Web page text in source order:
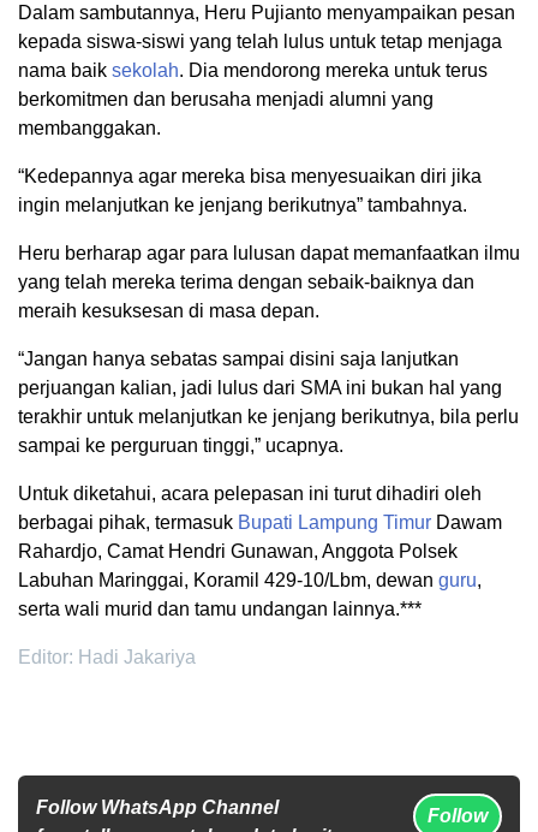
Dalam sambutannya, Heru Pujianto menyampaikan pesan
kepada siswa-siswi yang telah lulus untuk tetap menjaga
nama baik sekolah. Dia mendorong mereka untuk terus
berkomitmen dan berusaha menjadi alumni yang
membanggakan.
“Kedepannya agar mereka bisa menyesuaikan diri jika
ingin melanjutkan ke jenjang berikutnya” tambahnya.
Heru berharap agar para lulusan dapat memanfaatkan ilmu
yang telah mereka terima dengan sebaik-baiknya dan
meraih kesuksesan di masa depan.
“Jangan hanya sebatas sampai disini saja lanjutkan
perjuangan kalian, jadi lulus dari SMA ini bukan hal yang
terakhir untuk melanjutkan ke jenjang berikutnya, bila perlu
sampai ke perguruan tinggi,” ucapnya.
Untuk diketahui, acara pelepasan ini turut dihadiri oleh
berbagai pihak, termasuk Bupati Lampung Timur Dawam
Rahardjo, Camat Hendri Gunawan, Anggota Polsek
Labuhan Maringgai, Koramil 429-10/Lbm, dewan guru,
serta wali murid dan tamu undangan lainnya.***
Editor: Hadi Jakariya
Follow WhatsApp Channel
Follow